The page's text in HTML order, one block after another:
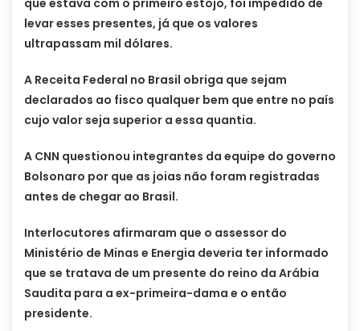
que estava com o primeiro estojo, foi impedido de
levar esses presentes, já que os valores
ultrapassam mil dólares.
A Receita Federal no Brasil obriga que sejam
declarados ao fisco qualquer bem que entre no país
cujo valor seja superior a essa quantia.
A CNN questionou integrantes da equipe do governo
Bolsonaro por que as joias não foram registradas
antes de chegar ao Brasil.
Interlocutores afirmaram que o assessor do
Ministério de Minas e Energia deveria ter informado
que se tratava de um presente do reino da Arábia
Saudita para a ex-primeira-dama e o então
presidente.